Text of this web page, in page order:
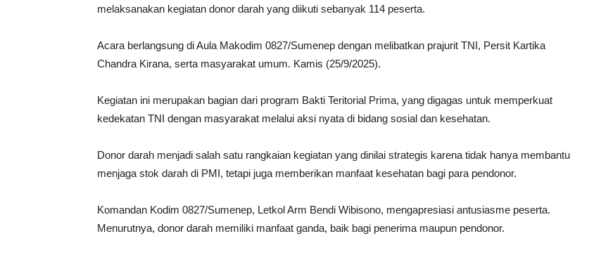
melaksanakan kegiatan donor darah yang diikuti sebanyak 114 peserta.
Acara berlangsung di Aula Makodim 0827/Sumenep dengan melibatkan prajurit TNI, Persit Kartika
Chandra Kirana, serta masyarakat umum. Kamis (25/9/2025).
Kegiatan ini merupakan bagian dari program Bakti Teritorial Prima, yang digagas untuk memperkuat
kedekatan TNI dengan masyarakat melalui aksi nyata di bidang sosial dan kesehatan.
Donor darah menjadi salah satu rangkaian kegiatan yang dinilai strategis karena tidak hanya membantu
menjaga stok darah di PMI, tetapi juga memberikan manfaat kesehatan bagi para pendonor.
Komandan Kodim 0827/Sumenep, Letkol Arm Bendi Wibisono, mengapresiasi antusiasme peserta.
Menurutnya, donor darah memiliki manfaat ganda, baik bagi penerima maupun pendonor.